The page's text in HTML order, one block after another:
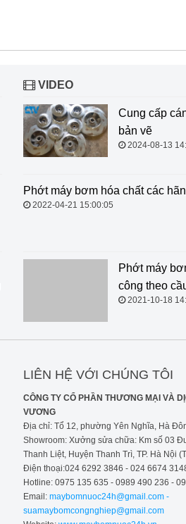
VIDEO
Cung cấp
bản vẽ
2024-08-13
Phớt máy
Phớt máy bơm, Phớt cơ khí gia
LIÊN HỆ VỚI CHÚNG TÔI
CÔNG TY CỔ PHẦN THƯƠNG MẠI VÀ
VƯƠNG
Địa chỉ: Tổ 12, phường Yên Nghĩa, Hà
Showroom: Xưởng sửa chữa: Km số 03
Thanh Liệt, Huyện Thanh Trì, TP. Hà Nội
Điện thoại:024 6292 3846 - 024 6674
Hotline: 0975 135 635 - 0989 490 236 -
Email: maybomnuoc24h@gmail.com -
suamaybomcongnghiep@gmail.com